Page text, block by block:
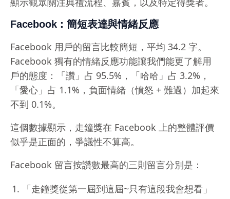
Facebook：簡短表達與情緒反應
Facebook 用戶的留言比較簡短，平均 34.2 字。
Facebook 獨有的情緒反應功能讓我們能更了解用
戶的態度：「讚」占 95.5%，「哈哈」占 3.2%，
「愛心」占 1.1%，負面情緒（憤怒 + 難過）加起來
不到 0.1%。
這個數據顯示，走鐘獎在 Facebook 上的整體評價
似乎是正面的，爭議性不算高。
Facebook 留言按讚數最高的三則留言分別是：
「走鐘獎從第一屆到這屆~只有這段我會想看」